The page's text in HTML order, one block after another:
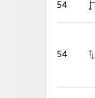
54
54